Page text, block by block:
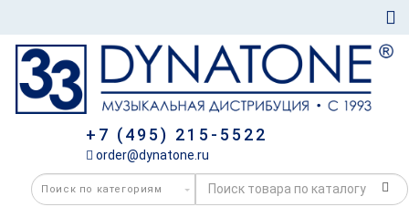
+7 (495) 215-5522
order@dynatone.ru